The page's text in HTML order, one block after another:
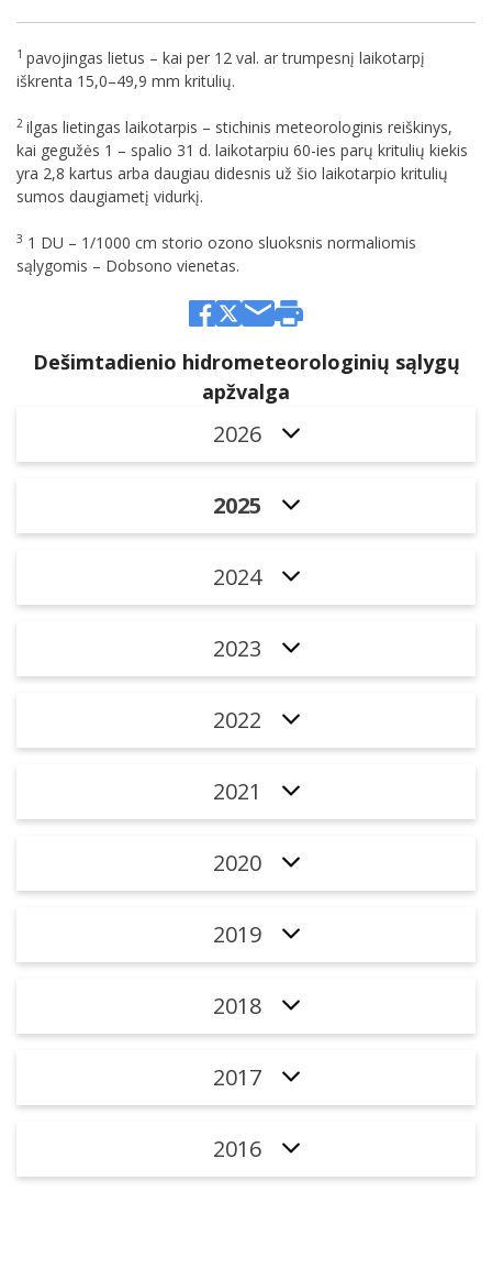
Dešimtadienio hidrometeorologinių sąlygų
apžvalga
2026
2025
2024
2023
2022
2021
2020
2019
2018
2017
2016
1 pavojingas lietus – kai per 12 val. ar trumpesnį laikotarpį
iškrenta 15,0–49,9 mm kritulių.
2 ilgas lietingas laikotarpis – stichinis meteorologinis reiškinys,
kai gegužės 1 – spalio 31 d. laikotarpiu 60-ies parų kritulių kiekis
yra 2,8 kartus arba daugiau didesnis už šio laikotarpio kritulių
sumos daugiametį vidurkį.
3 1 DU – 1/1000 cm storio ozono sluoksnis normaliomis
sąlygomis – Dobsono vienetas.